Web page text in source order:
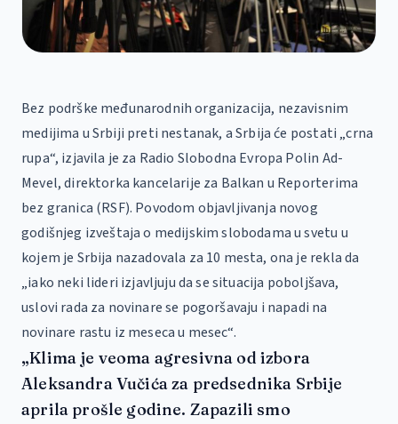
Bez podrške međunarodnih organizacija, nezavisnim
medijima u Srbiji preti nestanak, a Srbija će postati „crna
rupa“, izjavila je za Radio Slobodna Evropa Polin Ad-
Mevel, direktorka kancelarije za Balkan u Reporterima
bez granica (RSF). Povodom objavljivanja novog
godišnjeg izveštaja o medijskim slobodama u svetu u
kojem je Srbija nazadovala za 10 mesta, ona je rekla da
„iako neki lideri izjavljuju da se situacija poboljšava,
uslovi rada za novinare se pogoršavaju i napadi na
novinare rastu iz meseca u mesec“.
„Klima je veoma agresivna od izbora
Aleksandra Vučića za predsednika Srbije
aprila prošle godine. Zapazili smo